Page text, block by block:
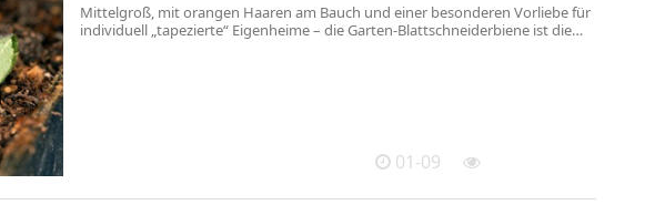
Mittelgroß, mit orangen Haaren am Bauch und einer besonderen Vorliebe für
individuell „tapezierte“ Eigenheime – die Garten-Blattschneiderbiene ist die
01-09